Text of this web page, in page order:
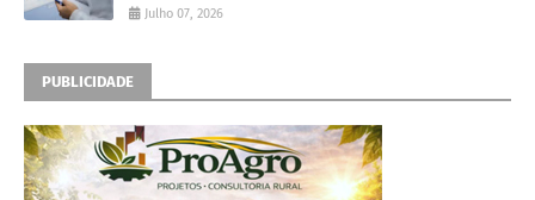
Julho 07, 2026
PUBLICIDADE